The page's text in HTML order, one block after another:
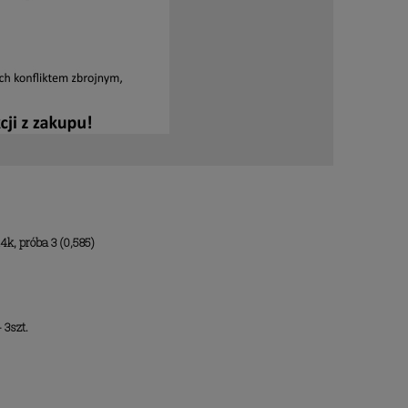
Obrączki z tytanu z cyrkoniami
próba 3 (0,585)